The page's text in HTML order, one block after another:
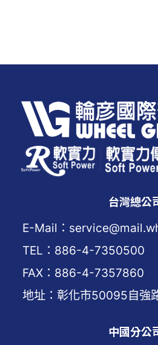
台灣總公
E-Mail：
TEL：886-4-7350500
FAX：886-4-7357860
地址：彰化市50095自強
中國分公